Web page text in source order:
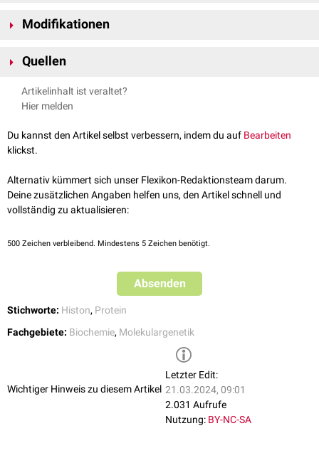
ein positiv-geladenesHistonoktamer
H2B formen dabei zwei H2A-H2B-
interagieren.
[1][
Modifikationen
wichtige Rolle bei der
Quellen
Huang et al.
Mechanistic and structural insights into histone H2A-
H2B chaperone in chromatin regulation
Zhou et al.
Nucleosome structure and dynamics are coming of
age
Nature structural & molecular biology 2019
Artikelinhalt ist veraltet?
Hier melden
Du kannst den Artikel selbst verbessern, indem du auf Bearbeiten
klickst.
Alternativ kümmert sich unser Flexikon-Redaktionsteam darum.
Deine zusätzlichen Angaben helfen uns, den Artikel schnell und
vollständig zu aktualisieren:
500 Zeichen verbleibend. Mindestens 5 Zeichen benötigt.
Absenden
Stichworte: Histon, Protein
Fachgebiete: Biochemie, Molekulargenetik
Wichtiger Hinweis zu diesem Artikel
Letzter Edit:
21.03.2024, 09:01
2.031 Aufrufe
Nutzung: BY-NC-SA